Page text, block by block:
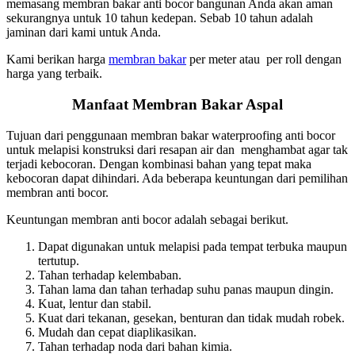
memasang membran bakar anti bocor bangunan Anda akan aman
sekurangnya untuk 10 tahun kedepan. Sebab 10 tahun adalah
jaminan dari kami untuk Anda.
Kami berikan harga membran bakarper meter atau per roll dengan
harga yang terbaik.
Manfaat Membran Bakar Aspal
Tujuan dari penggunaan membran bakar waterproofing anti bocor
untuk melapisi konstruksi dari resapan air dan menghambat agar tak
terjadi kebocoran. Dengan kombinasi bahan yang tepat maka
kebocoran dapat dihindari. Ada beberapa keuntungan dari pemilihan
membran anti bocor.
Keuntungan membran anti bocor adalah sebagai berikut.
Dapat digunakan untuk melapisi pada tempat terbuka maupun
tertutup.
Tahan terhadap kelembaban.
Tahan lama dan tahan terhadap suhu panas maupun dingin.
Kuat, lentur dan stabil.
Kuat dari tekanan, gesekan, benturan dan tidak mudah robek.
Mudah dan cepat diaplikasikan.
Tahan terhadap noda dari bahan kimia.